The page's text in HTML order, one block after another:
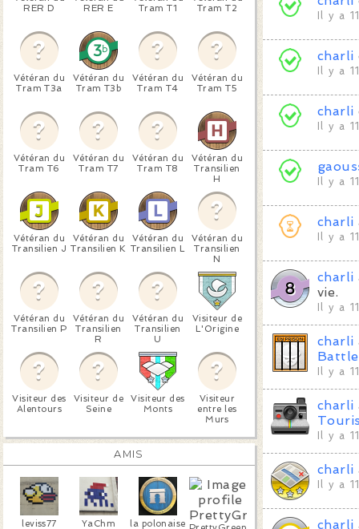
RER D
RER E
Tram T1
Tram T2
Vétéran du
Tram T3a
Vétéran du
Tram T3b
Vétéran du
Tram T4
Vétéran du
Tram T5
Vétéran du
Tram T6
Vétéran du
Tram T7
Vétéran du
Tram T8
Vétéran du
Transilien
H
Vétéran du
Transilien J
Vétéran du
Transilien K
Vétéran du
Transilien L
Vétéran du
Transilien
N
Vétéran du
Transilien P
Vétéran du
Transilien
R
Vétéran du
Transilien
U
Visiteur de
L'Origine
Visiteur des
Alentours
Visiteur de
Seine
Visiteur des
Monts
Visiteur
entre les
Murs
AMIS
leviss77 YaChm la polonaise
Il y a
charli
Il y a
charli
Il y a
Il y a
charli
Il y a
charli
vie.
Il y a
charli
Il y a
charli
Il y a
charli
Il y a
charli